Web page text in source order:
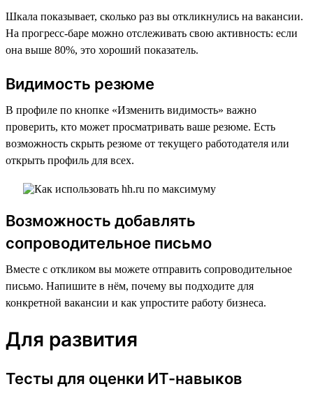
Шкала показывает, сколько раз вы откликнулись на вакансии.
На прогресс-баре можно отслеживать свою активность: если
она выше 80%, это хороший показатель.
Видимость резюме
В профиле по кнопке «Изменить видимость» важно
проверить, кто может просматривать ваше резюме. Есть
возможность скрыть резюме от текущего работодателя или
открыть профиль для всех.
Возможность добавлять
сопроводительное письмо
Вместе с откликом вы можете отправить сопроводительное
письмо. Напишите в нём, почему вы подходите для
конкретной вакансии и как упростите работу бизнеса.
Для развития
Тесты для оценки ИТ-навыков